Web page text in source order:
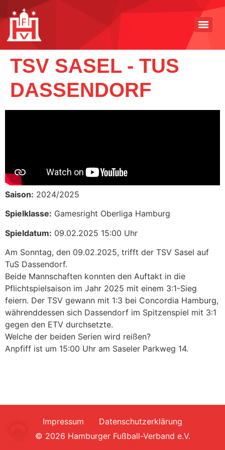
TSV SASEL - TUS
DASSENDORF
Saison: 2024/2025
Spielklasse: Gamesright Oberliga Hamburg
Spieldatum: 09.02.2025 15:00 Uhr
Am Sonntag, den 09.02.2025, trifft der TSV Sasel auf
TuS Dassendorf.
Beide Mannschaften konnten den Auftakt in die
Pflichtspielsaison im Jahr 2025 mit einem 3:1-Sieg
feiern. Der TSV gewann mit 1:3 bei Concordia Hamburg,
währenddessen sich Dassendorf im Spitzenspiel mit 3:1
gegen den ETV durchsetzte.
Welche der beiden Serien wird reißen?
Anpfiff ist um 15:00 Uhr am Saseler Parkweg 14.
Impressum
Datenschutzerklärung
© 2026 Hamburger Fußball-Verband e.V.